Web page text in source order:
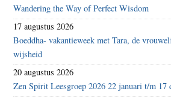
Wandering the Way of Perfect Wisdom
17 augustus 2026
Boeddha- vakantieweek met Tara, de
wijsheid
20 augustus 2026
Zen Spirit Leesgroep 2026 22 januari t/m 17